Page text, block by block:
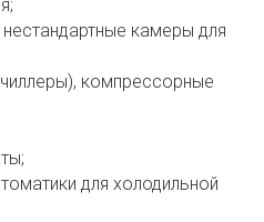
камеры для
компрессорные
для холодильной